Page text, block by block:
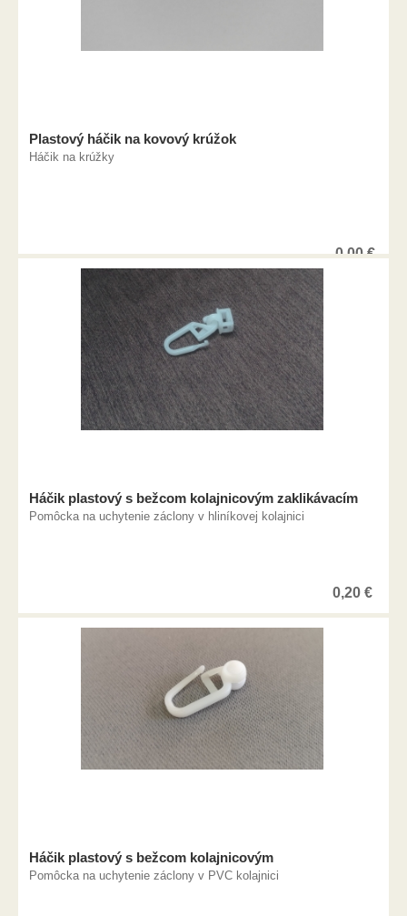
Plastový háčik na kovový krúžok
Háčik na krúžky
0,00€
Háčik plastový s bežcom kolajnicovým zaklikávacím
Pomôcka na uchytenie záclony v hliníkovej kolajnici
0,20 €
Háčik plastový s bežcom kolajnicovým
Pomôcka na uchytenie záclony v PVC kolajnici